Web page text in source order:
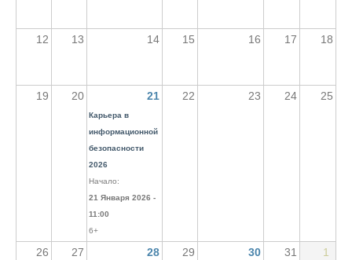
12 13 14 15 16 17 18
19 20 21 22 23 24 25
Карьера в
информационной
безопасности
2026
Начало:
21 Января 2026 -
11:00
6+
26 27 28 29 30 31 1